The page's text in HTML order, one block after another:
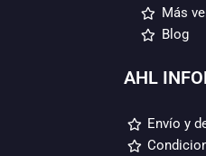
Más
Blog
AHL
Envío y